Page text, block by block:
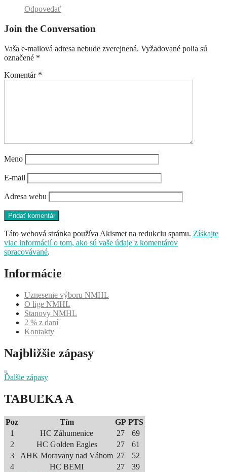
Odpovedať
Join the Conversation
Vaša e-mailová adresa nebude zverejnená. Vyžadované polia sú
označené *
Komentár *
Meno
E-mail
Adresa webu
Táto webová stránka používa Akismet na redukciu spamu. Získajte
viac informácií o tom, ako sú vaše údaje z komentárov
spracovávané.
Informácie
Uznesenie výboru NMHL
O lige NMHL
Stanovy NMHL
2 % z daní
Kontakty
Najbližšie zápasy
Ďalšie zápasy
TABUĽKA A
Poz Tím GP PTS
1
HC Záhumenice 27
69
2
HC Golden Eagles 27
61
3
AHK Moravany nad Váhom 27
52
4
HC BEMI 27
39